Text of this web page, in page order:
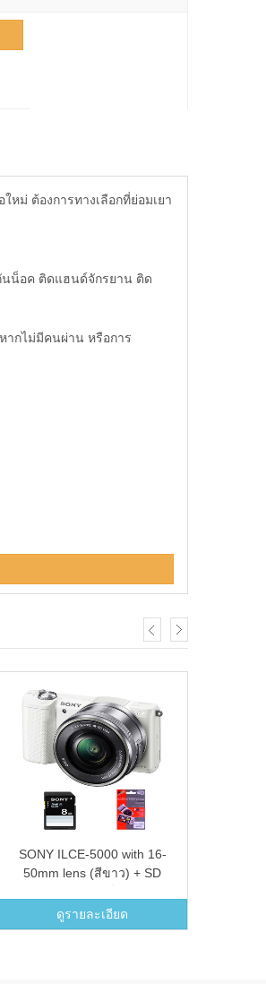
หม่ ต้องการทางเลือกที่ย่อมเยา
นน็อค ติดแฮนด์จักรยาน ติด
ากไม่มีคนผ่าน หรือการ
SONY ILCE-5000 with 16-
50mm lens (สีขาว) + SD
โฟกัส
ดูรายละเอียด